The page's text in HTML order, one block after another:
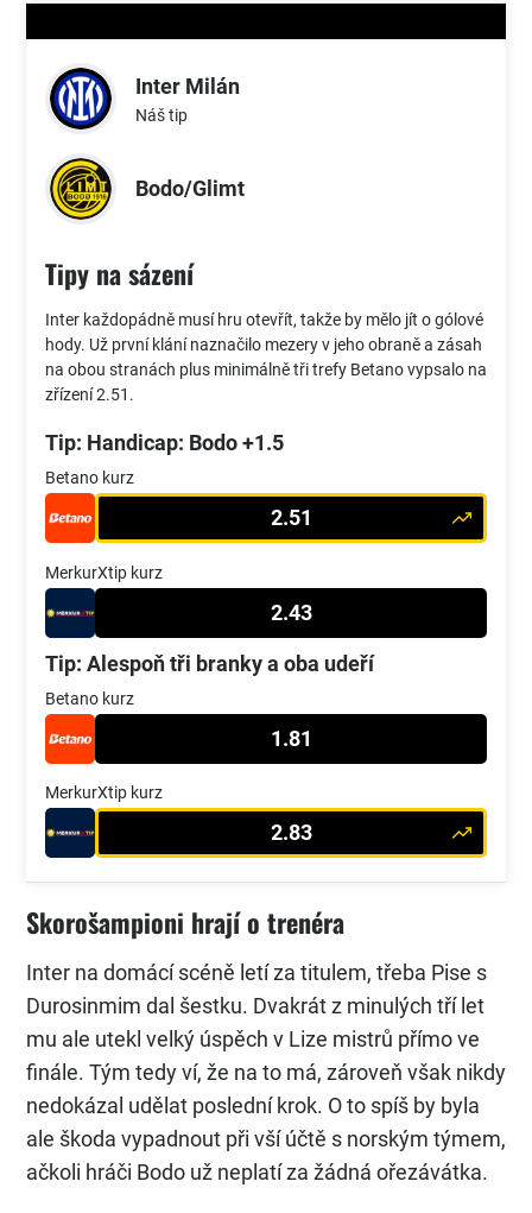
Inter Milán
Náš tip
Bodo/Glimt
Tipy na sázení
Inter každopádně musí hru otevřít, takže by mělo jít o gólové
hody. Už první klání naznačilo mezery v jeho obraně a zásah
na obou stranách plus minimálně tři trefy Betano vypsalo na
zřízení 2.51.
Tip: Handicap: Bodo +1.5
Betano kurz
2.51
MerkurXtip kurz
2.43
Tip: Alespoň tři branky a oba udeří
Betano kurz
1.81
MerkurXtip kurz
2.83
Skorošampioni hrají o trenéra
Inter na domácí scéně letí za titulem, třeba Pise s
Durosinmim dal šestku. Dvakrát z minulých tří let
mu ale utekl velký úspěch v Lize mistrů přímo ve
finále. Tým tedy ví, že na to má, zároveň však nikdy
nedokázal udělat poslední krok. O to spíš by byla
ale škoda vypadnout při vší účtě s norským týmem,
ačkoli hráči Bodo už neplatí za žádná ořezávátka.